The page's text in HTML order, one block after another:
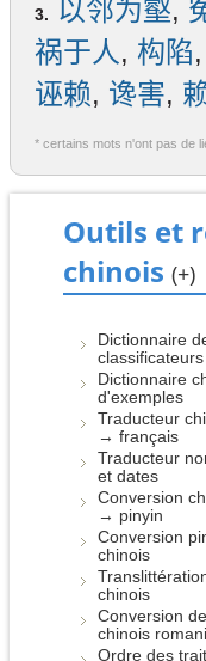
3. 以邻为壑,
祸于人, 构陷
诬赖, 谗害,
* certains mots n'ont pas de
Outils et
chinois (+)
Dictionnaire
classificateurs
Dictionnaire
d'exemples
Traducteur
→ français
Traducteur
et dates
Conversion
→ pinyin
Conversion
chinois
chinois
Conversion de
chinois
Ordre des